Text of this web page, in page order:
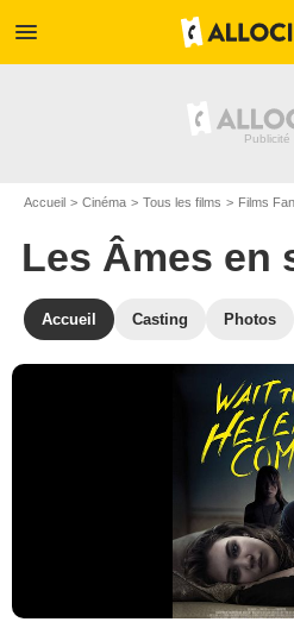
menu
Accueil Cinéma Tous les films Films
Les Âmes en
Accueil Casting Photos